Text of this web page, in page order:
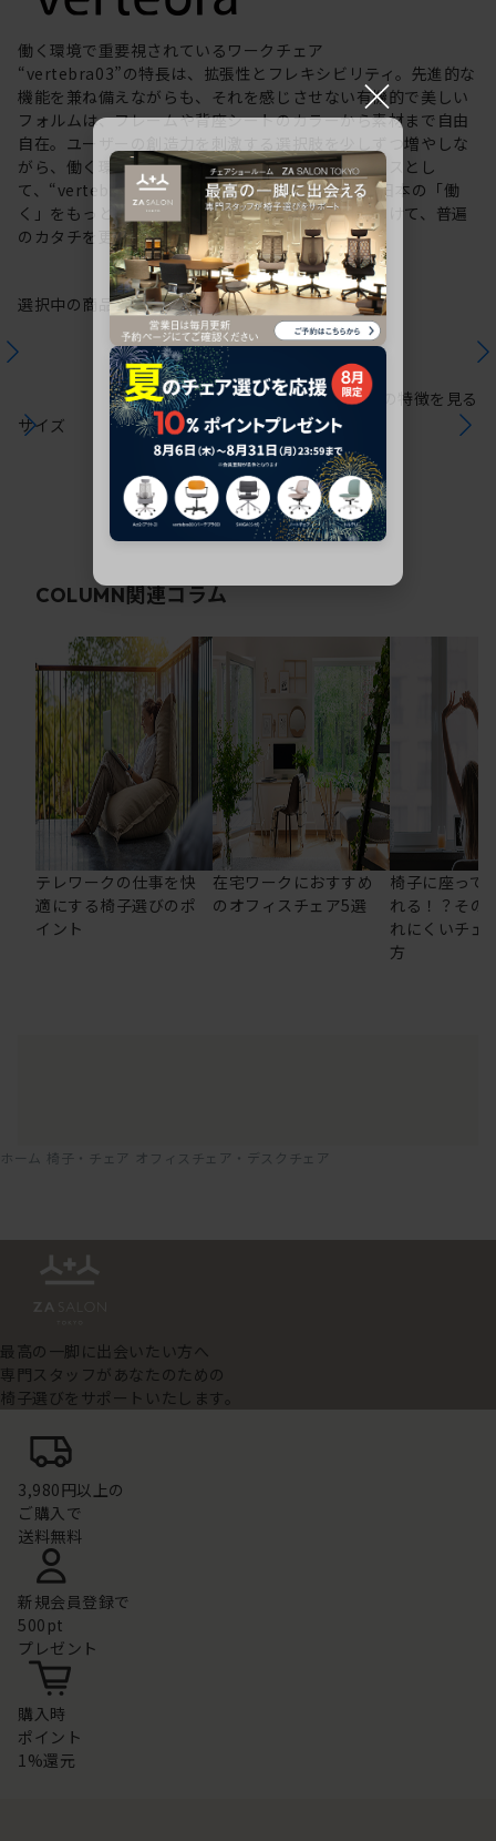
働く環境で重要視されているワークチェア
“vertebra03”の特長は、拡張性とフレキシビリティ。先進的な
機能を兼ね備えながらも、それを感じさせない有機的で美しい
フォルムは、フレームや背座シートのカラーから素材まで自由
自在。ユーザーの創造力を刺激する選択肢を少しずつ増やしな
がら、働く環境や個人の美意識を投影するキャンバスとし
て、“vertebra03”をアップデートしてきました。日本の「働
く」をもっと自由に。これからも私たちは未来に向けて、普遍
のカタチを更新していきます。
選択中の商品情報保証注意事項
サイズ
シリーズの特徴を見る
COLUMN関連コラム
テレワークの仕事を快
適にする椅子選びのポ
イント
在宅ワークにおすすめ
のオフィスチェア5選
椅子に座って
れる！？その
れにくいチェ
方
ホーム 椅子・チェア オフィスチェア・デスクチェア
最高の一脚に出会いたい方へ
専門スタッフがあなたのための
椅子選びをサポートいたします。
3,980円以上の
ご購入で
送料無料
新規会員登録で
500pt
プレゼント
購入時
ポイント
1%還元
×